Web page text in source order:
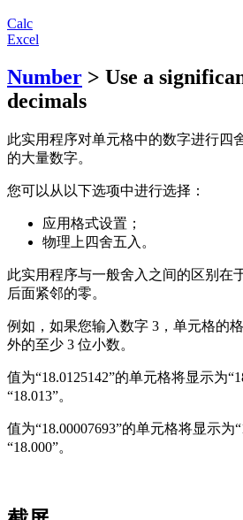
Calc
Excel
Number > Use a
decimals
此实用程序对单元格中的数字进行四
的大量数字。
您可以从以下选项中进行选择：
应用格式设置；
物理上四舍五入。
此实用程序与一般舍入之间的区别在
后面紧邻的零。
例如，如果您输入数字 3，单元格的
外的至少 3 位小数。
值为“18.0125142”的单元格将显示为
“18.013”。
值为“18.00007693”的单元格将显示为
“18.000”。